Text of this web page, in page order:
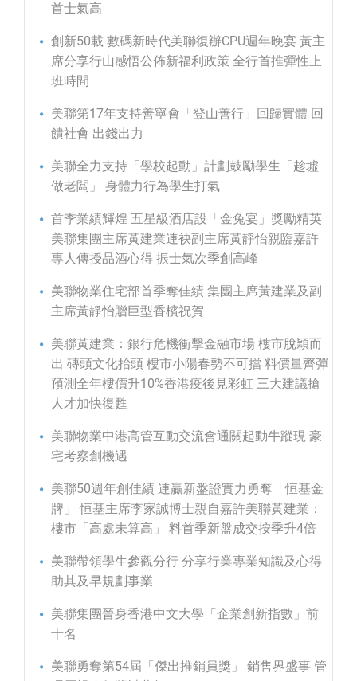
首士氣高
創新50載 數碼新時代美聯復辦CPU週年晚宴 黃主
席分享行山感悟公佈新福利政策 全行首推彈性上
班時間
美聯第17年支持善寧會「登山善行」回歸實體 回
饋社會 出錢出力
美聯全力支持「學校起動」計劃鼓勵學生「趁墟
做老闆」 身體力行為學生打氣
首季業績輝煌 五星級酒店設「金兔宴」獎勵精英
美聯集團主席黃建業連袂副主席黃靜怡親臨嘉許
專人傳授品酒心得 振士氣次季創高峰
美聯物業住宅部首季奪佳績 集團主席黃建業及副
主席黃靜怡贈巨型香檳祝賀
美聯黃建業：銀行危機衝擊金融市場 樓市脫穎而
出 磚頭文化抬頭 樓市小陽春勢不可擋 料價量齊彈
預測全年樓價升10%香港疫後見彩虹 三大建議搶
人才加快復甦
美聯物業中港高管互動交流會通關起動牛蹤現 豪
宅考察創機遇
美聯50週年創佳績 連贏新盤證實力勇奪「恒基金
牌」 恒基主席李家誠博士親自嘉許美聯黃建業：
樓市「高處未算高」 料首季新盤成交按季升4倍
美聯帶領學生參觀分行 分享行業專業知識及心得
助其及早規劃事業
美聯集團晉身香港中文大學「企業創新指數」前
十名
美聯勇奪第54屆「傑出推銷員獎」 銷售界盛事 管